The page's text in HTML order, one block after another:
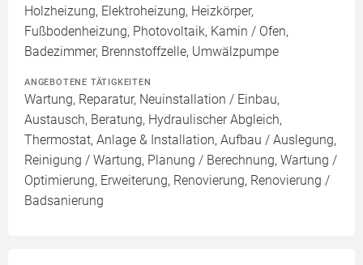
Holzheizung, Elektroheizung, Heizkörper,
Fußbodenheizung, Photovoltaik, Kamin / Ofen,
Badezimmer, Brennstoffzelle, Umwälzpumpe
ANGEBOTENE TÄTIGKEITEN
Wartung, Reparatur, Neuinstallation / Einbau,
Austausch, Beratung, Hydraulischer Abgleich,
Thermostat, Anlage & Installation, Aufbau / Auslegung,
Reinigung / Wartung, Planung / Berechnung, Wartung /
Optimierung, Erweiterung, Renovierung, Renovierung /
Badsanierung